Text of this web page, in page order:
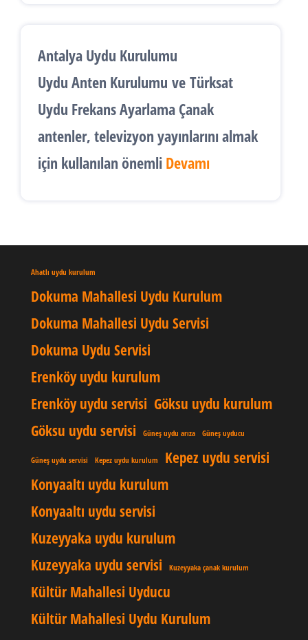
Antalya Uydu Kurulumu
Uydu Anten Kurulumu ve Türksat
Uydu Frekans Ayarlama Çanak
antenler, televizyon yayınlarını almak
için kullanılan önemli Devamı
Ahatlı uydu kurulum
Dokuma Mahallesi Uydu Kurulum
Dokuma Mahallesi Uydu Servisi
Dokuma Uydu Servisi
Erenköy uydu kurulum
Erenköy uydu servisi Göksu uydu kurulum
Göksu uydu servisi
Güneş uydu arıza Güneş uyducu
Güneş uydu servisi Kepez uydu kurulum
Kepez uydu servisi
Konyaaltı uydu kurulum
Konyaaltı uydu servisi
Kuzeyyaka uydu kurulum
Kuzeyyaka uydu servisi
Kuzeyyaka çanak kurulum
Kültür Mahallesi Uyducu
Kültür Mahallesi Uydu Kurulum